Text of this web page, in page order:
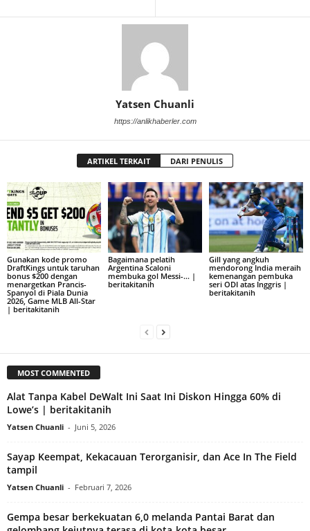
Yatsen Chuanli
https://anlikhaberler.com
ARTIKEL TERKAIT DARI PENULIS
Gunakan kode promo
DraftKings untuk taruhan
bonus $200 dengan
menargetkan Prancis-
Spanyol di Piala Dunia
2026, Game MLB All-Star
| beritakitanih
Bagaimana pelatih
Argentina Scaloni
membuka gol Messi-… |
beritakitanih
Gill yang angkuh
mendorong India meraih
kemenangan pembuka
seri ODI atas Inggris |
beritakitanih
MOST COMMENTED
Alat Tanpa Kabel DeWalt Ini Saat Ini Diskon Hingga 60% di
Lowe’s | beritakitanih
Yatsen Chuanli - Juni 5, 2026
Sayap Keempat, Kekacauan Terorganisir, dan Ace In The Field
tampil
Yatsen Chuanli - Februari 7, 2026
Gempa besar berkekuatan 6,0 melanda Pantai Barat dan